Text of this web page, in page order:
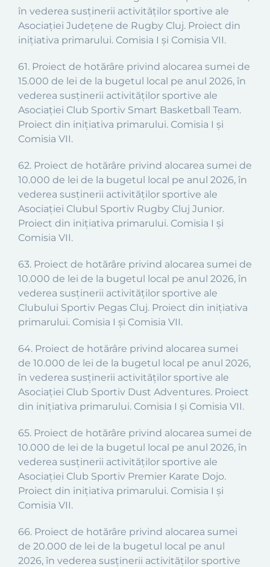
în vederea susținerii activităților sportive ale
Asociației Județene de Rugby Cluj. Proiect din
inițiativa primarului. Comisia I și Comisia VII.
61. Proiect de hotărâre privind alocarea sumei de
15.000 de lei de la bugetul local pe anul 2026, în
vederea susținerii activităților sportive ale
Asociației Club Sportiv Smart Basketball Team.
Proiect din inițiativa primarului. Comisia I și
Comisia VII.
62. Proiect de hotărâre privind alocarea sumei de
10.000 de lei de la bugetul local pe anul 2026, în
vederea susținerii activităților sportive ale
Asociației Clubul Sportiv Rugby Cluj Junior.
Proiect din inițiativa primarului. Comisia I și
Comisia VII.
63. Proiect de hotărâre privind alocarea sumei de
10.000 de lei de la bugetul local pe anul 2026, în
vederea susținerii activităților sportive ale
Clubului Sportiv Pegas Cluj. Proiect din inițiativa
primarului. Comisia I și Comisia VII.
64. Proiect de hotărâre privind alocarea sumei
de 10.000 de lei de la bugetul local pe anul 2026,
în vederea susținerii activităților sportive ale
Asociației Club Sportiv Dust Adventures. Proiect
din inițiativa primarului. Comisia I și Comisia VII.
65. Proiect de hotărâre privind alocarea sumei de
10.000 de lei de la bugetul local pe anul 2026, în
vederea susținerii activităților sportive ale
Asociației Club Sportiv Premier Karate Dojo.
Proiect din inițiativa primarului. Comisia I și
Comisia VII.
66. Proiect de hotărâre privind alocarea sumei
de 20.000 de lei de la bugetul local pe anul
2026, în vederea susținerii activităților sportive